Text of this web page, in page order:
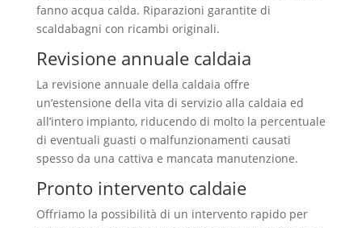
fanno acqua calda. Riparazioni garantite di
scaldabagni con ricambi originali.
Revisione annuale caldaia
La revisione annuale della caldaia offre
un’estensione della vita di servizio alla caldaia ed
all’intero impianto, riducendo di molto la percentuale
di eventuali guasti o malfunzionamenti causati
spesso da una cattiva e mancata manutenzione.
Pronto intervento caldaie
Offriamo la possibilità di un intervento rapido per